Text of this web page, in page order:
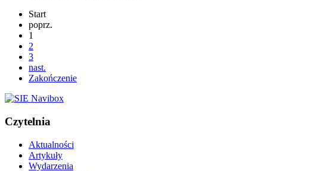
Start
poprz.
1
2
3
nast.
Zakończenie
Czytelnia
Aktualności
Artykuły
Wydarzenia